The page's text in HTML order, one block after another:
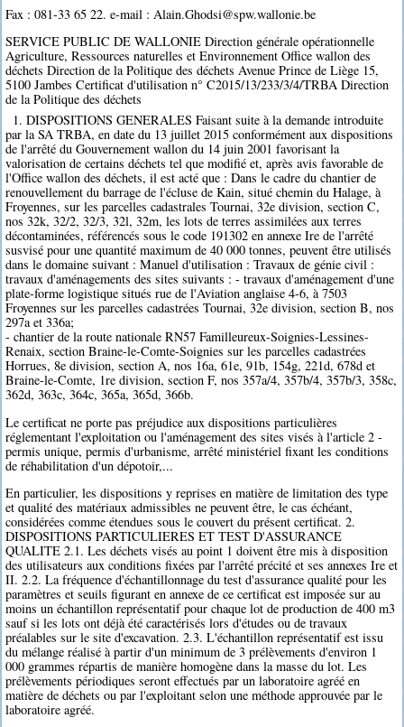
Fax : 081-33 65 22. e-mail : Alain.Ghodsi@spw.wallonie.be
SERVICE PUBLIC DE WALLONIE Direction générale opérationnelle
Agriculture, Ressources naturelles et Environnement Office wallon des
déchets Direction de la Politique des déchets Avenue Prince de Liège 15,
5100 Jambes Certificat d'utilisation n° C2015/13/233/3/4/TRBA Direction
de la Politique des déchets
1. DISPOSITIONS GENERALES Faisant suite à la demande introduite
par la SA TRBA, en date du 13 juillet 2015 conformément aux dispositions
de l'arrêté du Gouvernement wallon du 14 juin 2001 favorisant la
valorisation de certains déchets tel que modifié et, après avis favorable de
l'Office wallon des déchets, il est acté que : Dans le cadre du chantier de
renouvellement du barrage de l'écluse de Kain, situé chemin du Halage, à
Froyennes, sur les parcelles cadastrales Tournai, 32e division, section C,
nos 32k, 32/2, 32/3, 32l, 32m, les lots de terres assimilées aux terres
décontaminées, référencés sous le code 191302 en annexe Ire de l'arrêté
susvisé pour une quantité maximum de 40 000 tonnes, peuvent être utilisés
dans le domaine suivant : Manuel d'utilisation : Travaux de génie civil :
travaux d'aménagements des sites suivants : - travaux d'aménagement d'une
plate-forme logistique situés rue de l'Aviation anglaise 4-6, à 7503
Froyennes sur les parcelles cadastrées Tournai, 32e division, section B, nos
297a et 336a;
- chantier de la route nationale RN57 Familleureux-Soignies-Lessines-
Renaix, section Braine-le-Comte-Soignies sur les parcelles cadastrées
Horrues, 8e division, section A, nos 16a, 61e, 91b, 154g, 221d, 678d et
Braine-le-Comte, 1re division, section F, nos 357a/4, 357b/4, 357b/3, 358c,
362d, 363c, 364c, 365a, 365d, 366b.
Le certificat ne porte pas préjudice aux dispositions particulières
réglementant l'exploitation ou l'aménagement des sites visés à l'article 2 -
permis unique, permis d'urbanisme, arrêté ministériel fixant les conditions
de réhabilitation d'un dépotoir,...
En particulier, les dispositions y reprises en matière de limitation des type
et qualité des matériaux admissibles ne peuvent être, le cas échéant,
considérées comme étendues sous le couvert du présent certificat. 2.
DISPOSITIONS PARTICULIERES ET TEST D'ASSURANCE
QUALITE 2.1. Les déchets visés au point 1 doivent être mis à disposition
des utilisateurs aux conditions fixées par l'arrêté précité et ses annexes Ire et
II. 2.2. La fréquence d'échantillonnage du test d'assurance qualité pour les
paramètres et seuils figurant en annexe de ce certificat est imposée sur au
moins un échantillon représentatif pour chaque lot de production de 400 m3
sauf si les lots ont déjà été caractérisés lors d'études ou de travaux
préalables sur le site d'excavation. 2.3. L'échantillon représentatif est issu
du mélange réalisé à partir d'un minimum de 3 prélèvements d'environ 1
000 grammes répartis de manière homogène dans la masse du lot. Les
prélèvements périodiques seront effectués par un laboratoire agréé en
matière de déchets ou par l'exploitant selon une méthode approuvée par le
laboratoire agréé.